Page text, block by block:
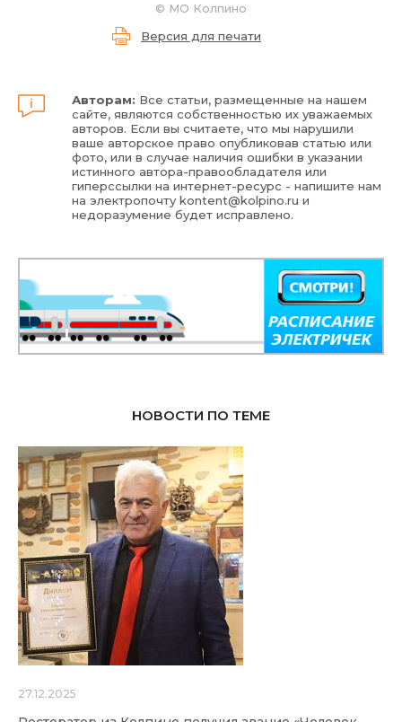
© МО Колпино
Версия для печати
Авторам: Все статьи, размещенные на нашем
сайте, являются собственностью их уважаемых
авторов. Если вы считаете, что мы нарушили
ваше авторское право опубликовав статью или
фото, или в случае наличия ошибки в указании
истинного автора-правообладателя или
гиперссылки на интернет-ресурс - напишите нам
на электропочтуkontent@kolpino.ru и
недоразумение будет исправлено.
НОВОСТИ ПО ТЕМЕ
27.12.2025